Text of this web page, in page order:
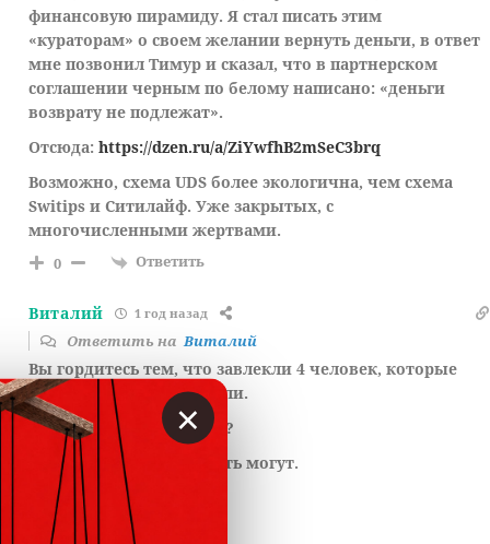
финансовую пирамиду. Я стал писать этим
«кураторам» о своем желании вернуть деньги, в ответ
мне позвонил Тимур и сказал, что в партнерском
соглашении черным по белому написано: «деньги
возврату не подлежат».
Отсюда: https://dzen.ru/a/ZiYwfhB2mSeC3brq
Возможно, схема UDS более экологична, чем схема
Switips и Ситилайф. Уже закрытых, с
многочисленными жертвами.
0 Ответить
Виталий 1 год назад
Ответить наВиталий
Вы гордитесь тем, что завлекли 4 человек, которые
ничего продать не смогли.
Стоит ли этим гордится?
Они ж и в морду плюнуть могут.
0
×